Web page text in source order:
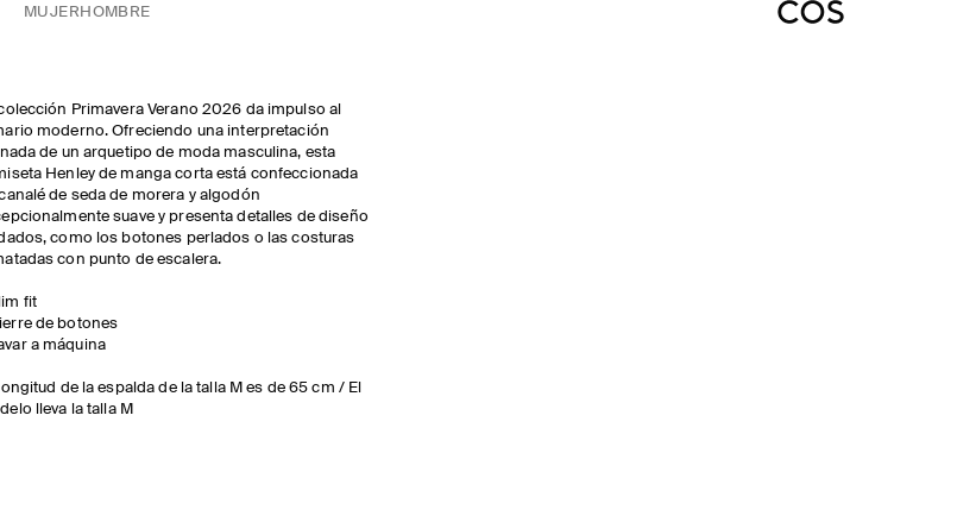
MUJER HOMBRE
Primavera Verano 2026 da impulso al
moderno. Ofreciendo una interpretación
de un arquetipo de moda masculina, esta
Henley de manga corta está confeccionada
de seda de morera y algodón
suave y presenta detalles de diseño
como los botones perlados o las costuras
con punto de escalera.
fit
de botones
a máquina
de la espalda de la talla M es de 65 cm / El
lleva la talla M